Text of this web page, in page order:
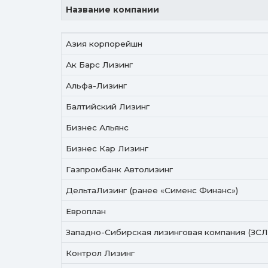
Название компании
Название компании
Азия корпорейшн
Ак Барс Лизинг
Альфа-Лизинг
Балтийский Лизинг
Бизнес Альянс
Бизнес Кар Лизинг
Газпромбанк Автолизинг
ДельтаЛизинг (ранее «Сименс Финанс»)
Европлан
Западно-Сибирская лизинговая компания
Контрол Лизинг